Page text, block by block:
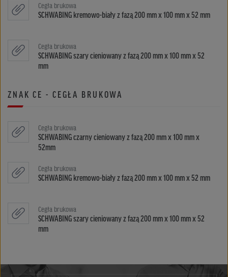
Cegła brukowa
SCHWABING kremowo-biały z fazą 200 mm x 100 mm x 52 mm
Cegła brukowa
SCHWABING szary cieniowany z fazą 200 mm x 100 mm x 52
mm
ZNAK CE - CEGŁA BRUKOWA
Cegła brukowa
SCHWABING czarny cieniowany z fazą 200 mm x 100 mm x
52mm
Cegła brukowa
SCHWABING kremowo-biały z fazą 200 mm x 100 mm x 52 mm
Cegła brukowa
SCHWABING szary cieniowany z fazą 200 mm x 100 mm x 52
mm